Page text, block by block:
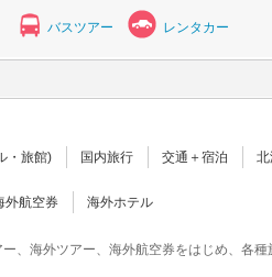
バスツアー レンタカー
・旅館) 国内旅行 交通＋宿泊
外航空券 海外ホテル
、海外ツアー、海外航空券をはじめ、各